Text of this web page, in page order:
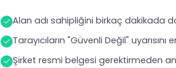
Alan adı sahipliğini birkaç dakikada
Tarayıcıların "Güvenli Değil" uyarısını
Şirket resmi belgesi gerektirmeden